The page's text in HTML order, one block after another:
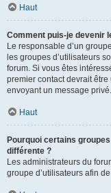
Haut
Comment puis-je devenir
Le responsable d’un
les groupes d’utilisateurs
forum. Si vous êtes
premier contact devrait
envoyant un message privé.
Haut
Pourquoi certains
différente ?
Les administrateurs du
groupe d’utilisateurs afin